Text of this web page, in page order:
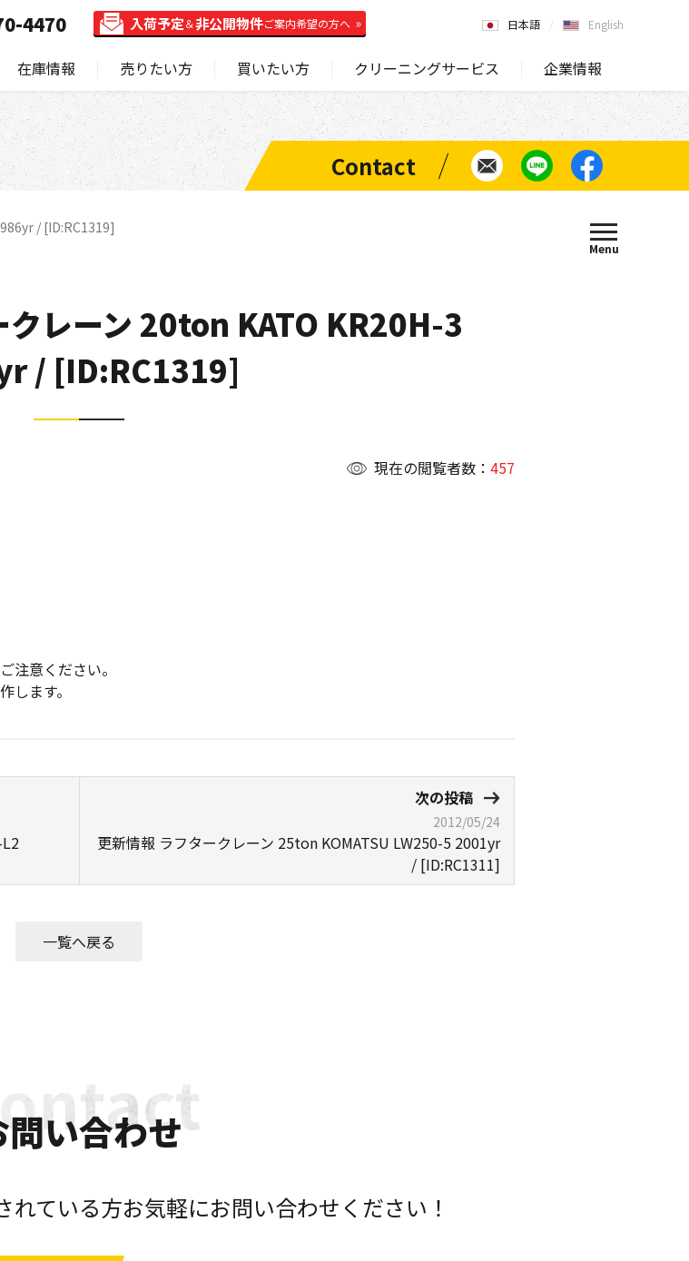
在庫情報 売りたい方 買いたい方 クリーニングサービス 企業情報
4470 入荷予定＆非公開物件ご案内希望の方へ 日本語 English
/ [ID:RC1319]
クレーン 20ton KATO KR20H-3
/ [ID:RC1319]
現在の閲覧者数： 457
注意ください。
します。
次の投稿
2012/05/24
更新情報 ラフタークレーン 25ton KOMATSU LW250-5 2001yr
/ [ID:RC1311]
一覧へ戻る
い合わせ
ている方お気軽にお問い合わせください！